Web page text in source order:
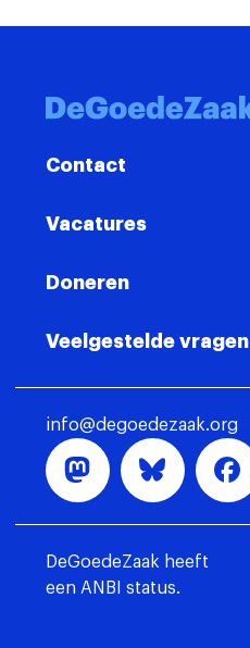
Contact
Vacatures
Doneren
Veelgestelde vragen
info@degoedezaak.org
DeGoedeZaak heeft
een ANBI status.